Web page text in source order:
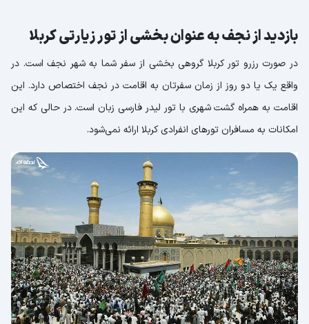
بازدید از نجف به عنوان بخشی از تور زیارتی کربلا
در صورت رزرو تور کربلا گروهی بخشی از سفر شما به شهر نجف است. در
واقع یک یا دو روز از زمان سفرتان به اقامت در نجف اختصاص دارد. این
اقامت به همراه گشت شهری با تور لیدر فارسی زبان است. در حالی که این
امکانات به مسافران تورهای انفرادی کربلا ارائه نمی‌شود.